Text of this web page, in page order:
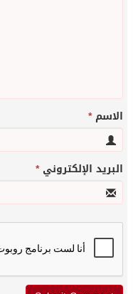
الاسم*
البريد الإلكتروني*